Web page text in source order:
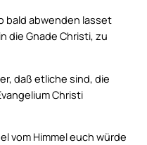
bald abwenden lasset
die Gnade Christi, zu
daß etliche sind, die
Christi
vom Himmel euch würde